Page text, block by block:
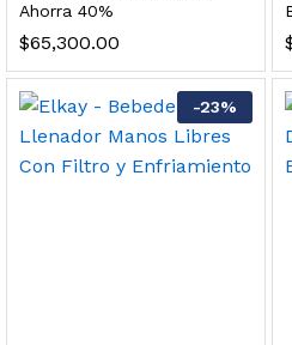
Ahorra 40%
$65,300.00
-23%
Esterilizador UV 25
999.00